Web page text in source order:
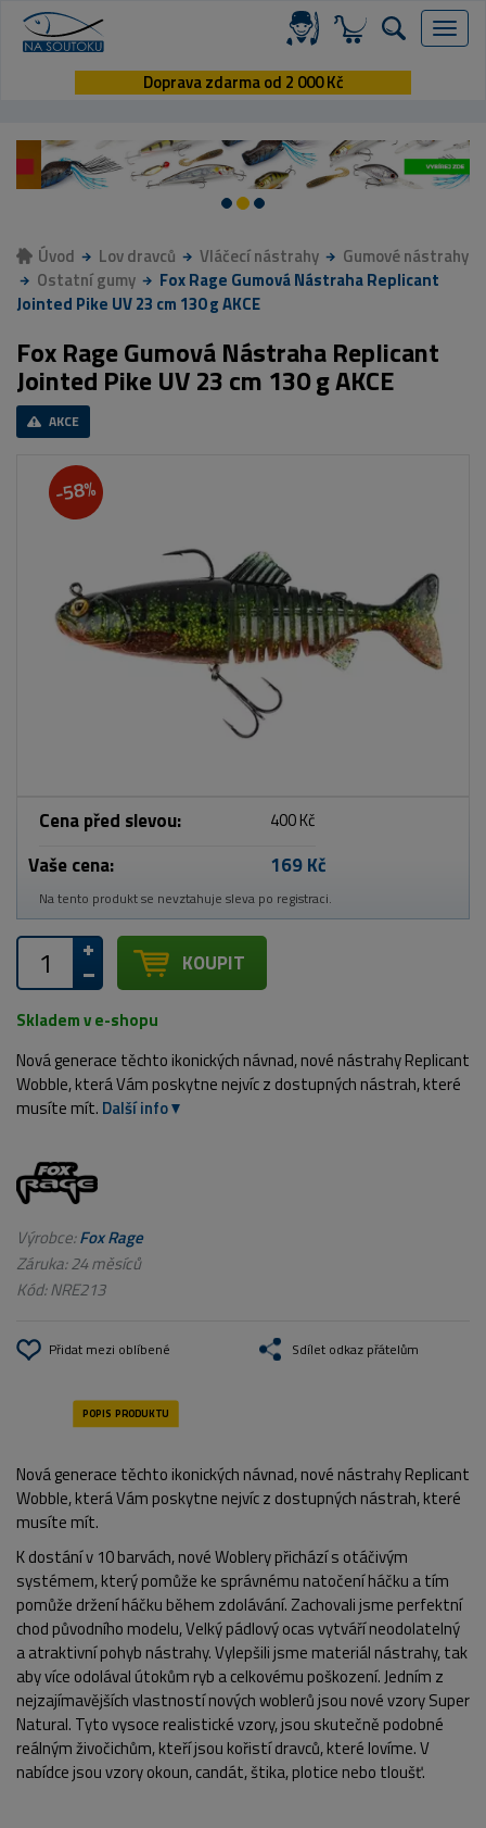
Menu
Doprava zdarma od 2 000 Kč
Úvod Lov dravců Vláčecí nástrahy
Gumové nástrahy
Ostatní gumy
Fox Rage Gumová Nástraha Replicant
Jointed Pike UV 23 cm 130 g AKCE
Fox Rage Gumová Nástraha Replicant
Jointed Pike UV 23 cm 130 g AKCE
AKCE
-58%
Cena před slevou: 400 Kč
Vaše cena: 169 Kč
Na tento produkt se nevztahuje sleva po registraci.
KOUPIT
Skladem v e-shopu
Nová generace těchto ikonických návnad, nové nástrahy Replicant
Wobble, která Vám poskytne nejvíc z dostupných nástrah, které
musíte mít. Další info
Výrobce:Fox Rage
Záruka: 24 měsíců
Kód:NRE213
Přidat mezi oblíbené Sdílet odkaz přátelům
Nová generace těchto ikonických návnad, nové nástrahy Replicant
Wobble, která Vám poskytne nejvíc z dostupných nástrah, které
musíte mít.
K dostání v 10 barvách, nové Woblery přichází s otáčivým
systémem, který pomůže ke správnému natočení háčku a tím
pomůže držení háčku během zdolávání. Zachovali jsme perfektní
chod původního modelu, Velký pádlový ocas vytváří neodolatelný
a atraktivní pohyb nástrahy. Vylepšili jsme materiál nástrahy, tak
aby více odolával útokům ryb a celkovému poškození. Jedním z
nejzajímavějších vlastností nových woblerů jsou nové vzory Super
Natural. Tyto vysoce realistické vzory, jsou skutečně podobné
reálným živočichům, kteří jsou kořistí dravců, které lovíme. V
nabídce jsou vzory okoun, candát, štika, plotice nebo tloušť.